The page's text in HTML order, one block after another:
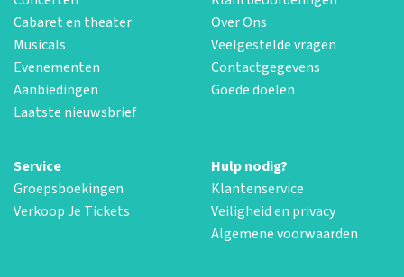
Cabaret en theater
Musicals
Evenementen
Aanbiedingen
Laatste nieuwsbrief
Over Ons
Veelgestelde vragen
Contactgegevens
Goede doelen
Service
Groepsboekingen
Verkoop Je Tickets
Hulp nodig?
Klantenservice
Veiligheid en privacy
Algemene voorwaarden